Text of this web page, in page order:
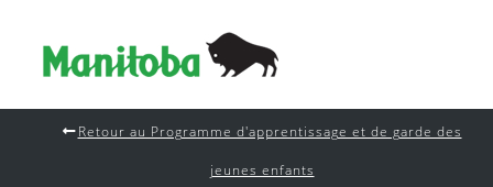
Retour au Programme d'apprentissage et de garde des
jeunes enfants